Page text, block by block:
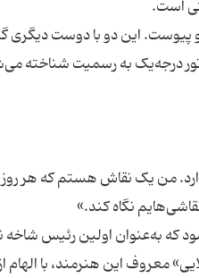
به او پیوست. این دو با دوست
درجه‌یک به رسمیت شناخته
من یک نقاش هستم که هر
که به‌عنوان اولین رئیس شاخه
معروف این هنرمند، با الهام